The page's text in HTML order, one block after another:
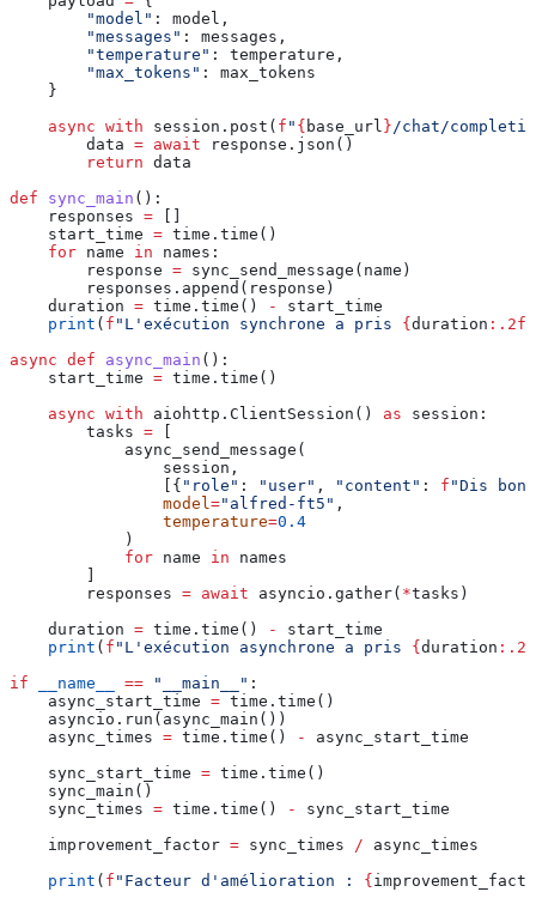
        "model"
: model,
        "messages"
: messages,
        "temperature"
: temperature,
        "max_tokens"
: max_tokens
    }
    async
with session.post( f " { base_url }/chat/
        data
= await response.json()
        return
data
def sync_main ():
    responses
=
    start_time
= time.time()
    for
name in names:
        response
= sync_send_message(name)
        responses.append(response)
    duration
= time.time() -
start_time
    print
( f "L'exécution synchrone a pris { duration :.2f}
async def async_main ():
    start_time
= time.time()
    async
with aiohttp.ClientSession() as session:
        tasks
=
            async_send_message(
                session,
                [{
"role" : "user" , "content" : f "Dis
                model
="alfred-ft5" ,
                temperature
=0.4
            )
            for
name in names
        responses
= await asyncio.gather( *tasks)
    duration
= time.time() -
start_time
    print
( f "L'exécution asynchrone a pris { duration
if __name__ == "__main__" :
    async_start_time
= time.time()
    asyncio.run(async_main())
    async_times
= time.time() -
async_start_time
    sync_start_time
= time.time()
    sync_main()
    sync_times
= time.time() -
sync_start_time
    improvement_factor
= sync_times / async_times
    print
( f "Facteur d'amélioration : {